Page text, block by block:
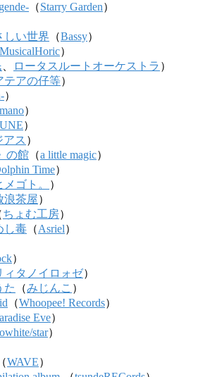
（Starry Garden）
しい世界 （Bassy）
）
ロータスルートオーケストラ ）
テアの仔等）
）
）
）
アス ）
の館 （a little magic）
Time）
メゴト。
）
浪茶屋）
ちょむ工房）
し毒 （Asriel）
）
ィタノイロォゼ）
た
（みじんこ ）
（Whoopee! Records）
Eve）
star）
（WAVE）